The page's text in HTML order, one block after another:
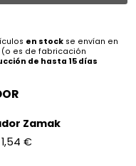
en stock se envían en
(o es de fabricación
de hasta 15 días
Zamak
1,54 €